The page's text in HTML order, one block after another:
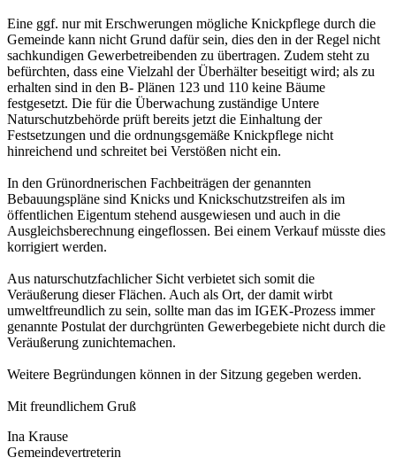
Eine ggf. nur mit Erschwerungen mögliche Knickpflege durch die
Gemeinde kann nicht Grund dafür sein, dies den in der Regel nicht
sachkundigen Gewerbetreibenden zu übertragen. Zudem steht zu
befürchten, dass eine Vielzahl der Überhälter beseitigt wird; als zu
erhalten sind in den B- Plänen 123 und 110 keine Bäume
festgesetzt. Die für die Überwachung zuständige Untere
Naturschutzbehörde prüft bereits jetzt die Einhaltung der
Festsetzungen und die ordnungsgemäße Knickpflege nicht
hinreichend und schreitet bei Verstößen nicht ein.
In den Grünordnerischen Fachbeiträgen der genannten
Bebauungspläne sind Knicks und Knickschutzstreifen als im
öffentlichen Eigentum stehend ausgewiesen und auch in die
Ausgleichsberechnung eingeflossen. Bei einem Verkauf müsste dies
korrigiert werden.
Aus naturschutzfachlicher Sicht verbietet sich somit die
Veräußerung dieser Flächen. Auch als Ort, der damit wirbt
umweltfreundlich zu sein, sollte man das im IGEK-Prozess immer
genannte Postulat der durchgrünten Gewerbegebiete nicht durch die
Veräußerung zunichtemachen.
Weitere Begründungen können in der Sitzung gegeben werden.
Mit freundlichem Gruß
Ina Krause
Gemeindevertreterin